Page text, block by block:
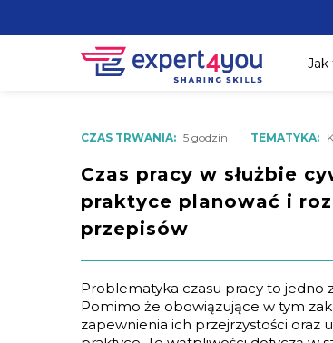
Jak
CZAS TRWANIA: 5 godzin TEMATYKA:
Czas pracy w służbie
praktyce planować i
przepisów
Problematyka czasu pracy to jedno
Pomimo że obowiązujące w tym
zapewnienia ich przejrzystości oraz